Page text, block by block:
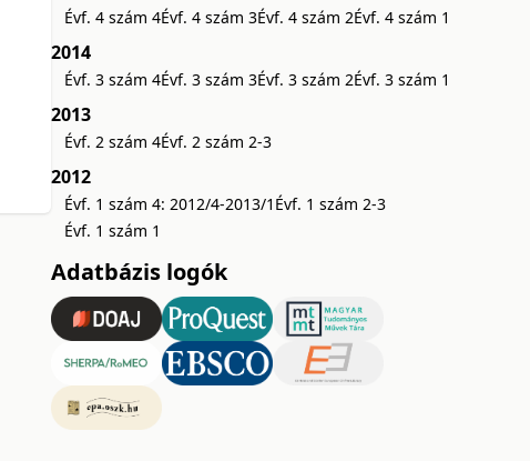
Évf. 4 szám 4Évf. 4 szám 3Évf. 4 szám 2Évf. 4 szám 1
2014
Évf. 3 szám 4Évf. 3 szám 3Évf. 3 szám 2Évf. 3 szám 1
2013
Évf. 2 szám 4Évf. 2 szám 2-3
2012
Évf. 1 szám 4: 2012/4-2013/1 Évf. 1 szám 2-3
Évf. 1 szám 1
Adatbázis logók